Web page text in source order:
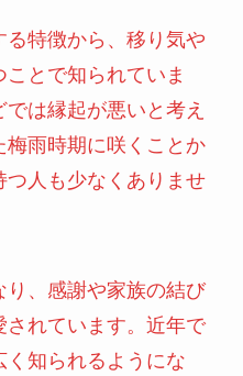
特徴から、移り気や
とで知られていま
は縁起が悪いと考え
梅雨時期に咲くことか
つ人も少なくありませ
り、感謝や家族の結び
れています。近年で
知られるようにな